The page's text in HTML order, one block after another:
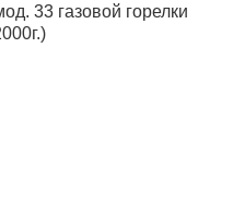
33 газовой горелки